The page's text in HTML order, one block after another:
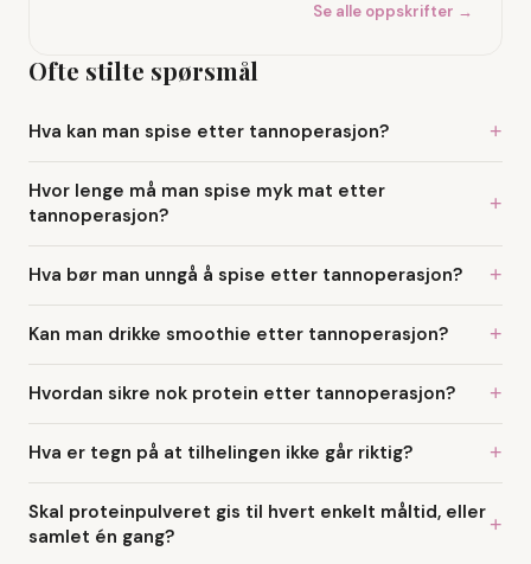
Se alle oppskrifter →
Ofte stilte spørsmål
Hva kan man spise etter tannoperasjon? +
Hvor lenge må man spise myk mat etter
tannoperasjon?
+
Hva bør man unngå å spise etter tannoperasjon? +
Kan man drikke smoothie etter tannoperasjon? +
Hvordan sikre nok protein etter tannoperasjon? +
Hva er tegn på at tilhelingen ikke går riktig? +
Skal proteinpulveret gis til hvert enkelt måltid, eller
samlet én gang?
+